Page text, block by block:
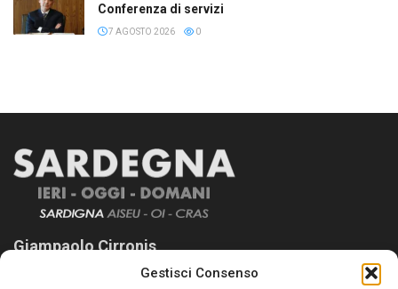
Gestisci Consenso
Conferenza di servizi
7 AGOSTO 2026 0
Giampaolo Cirronis
Sardegna Ieri-Oggi-Domani nasce per informare “liberamente” i